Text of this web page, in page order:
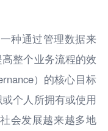
种通过管理数据来
整个业务流程的效
）的核心目标
个人所拥有或使用
会发展越来越多地